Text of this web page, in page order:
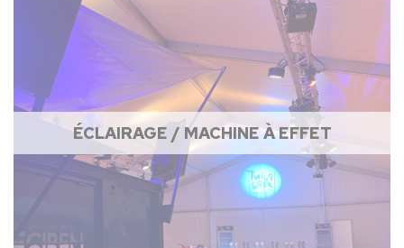
ÉCLAIRAGE / MACHINE À EFFET